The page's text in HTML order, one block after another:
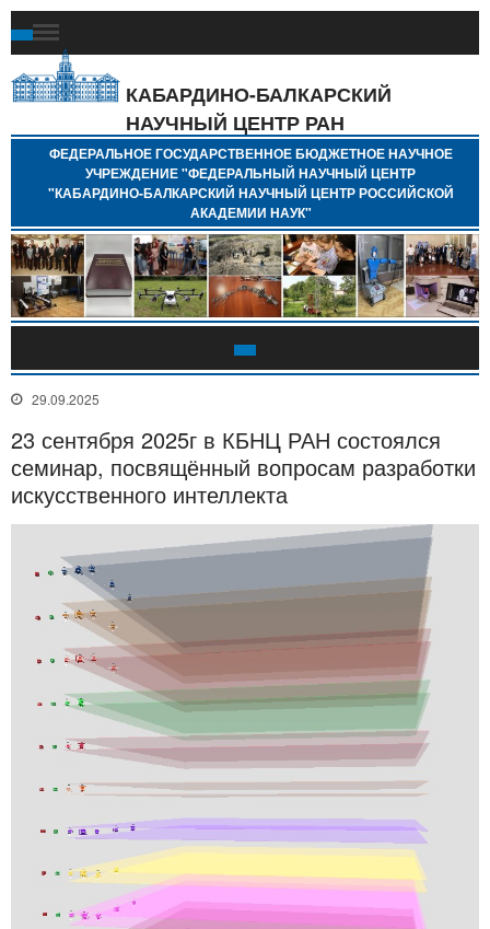
КАБАРДИНО-БАЛКАРСКИЙ
НАУЧНЫЙ ЦЕНТР РАН
ФЕДЕРАЛЬНОЕ ГОСУДАРСТВЕННОЕ БЮДЖЕТНОЕ НАУЧНОЕ
УЧРЕЖДЕНИЕ "ФЕДЕРАЛЬНЫЙ НАУЧНЫЙ ЦЕНТР
"КАБАРДИНО-БАЛКАРСКИЙ НАУЧНЫЙ ЦЕНТР РОССИЙСКОЙ
АКАДЕМИИ НАУК"
29.09.2025
23 сентября 2025г в КБНЦ РАН состоялся
семинар, посвящённый вопросам разработки
искусственного интеллекта